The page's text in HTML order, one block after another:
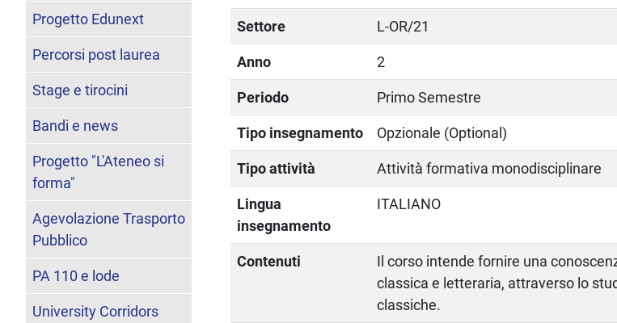
Settore L-OR/21
Anno 2
Periodo Primo Semestre
Tipo insegnamento Opzionale (Optional)
Tipo attività Attività formativa monodisciplinare
Lingua
insegnamento
ITALIANO
Contenuti
Il corso intende fornire una
classica e letteraria, attraverso lo
classiche.
Progetto Edunext
Percorsi post laurea
Stage e tirocini
Bandi e news
Progetto "L'Ateneo si
forma"
Agevolazione Trasporto
Pubblico
PA 110 e lode
University Corridors